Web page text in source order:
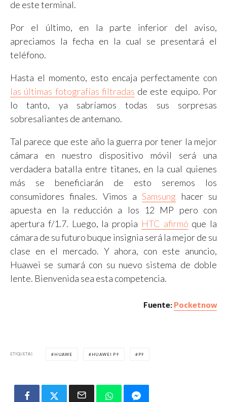
de este terminal.
Por el último, en la parte inferior del aviso,
apreciamos la fecha en la cual se presentará el
teléfono.
Hasta el momento, esto encaja perfectamente con
las últimas fotografías filtradas de este equipo. Por
lo tanto, ya sabríamos todas sus sorpresas
sobresaliantes de antemano.
Tal parece que este año la guerra por tener la mejor
cámara en nuestro dispositivo móvil será una
verdadera batalla entre titanes, en la cual quienes
más se beneficiarán de esto seremos los
consumidores finales. Vimos aSamsung hacer su
apuesta en la reducción a los 12 MP pero con
apertura f/1.7. Luego, la propia HTC afirmó que la
cámara de su futuro buque insignia será la mejor de su
clase en el mercado. Y ahora, con este anuncio,
Huawei se sumará con su nuevo sistema de doble
lente. Bienvenida sea esta competencia.
Fuente:Pocketnow
ETIQUETAS HUAWE HUAWEI P9 P9